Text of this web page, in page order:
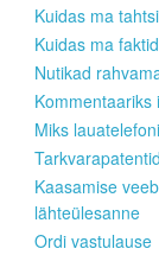
Kuidas ma
Kuidas ma
Nutikad
Miks
Kaasamise
lähteülesanne
Ordi vastulause